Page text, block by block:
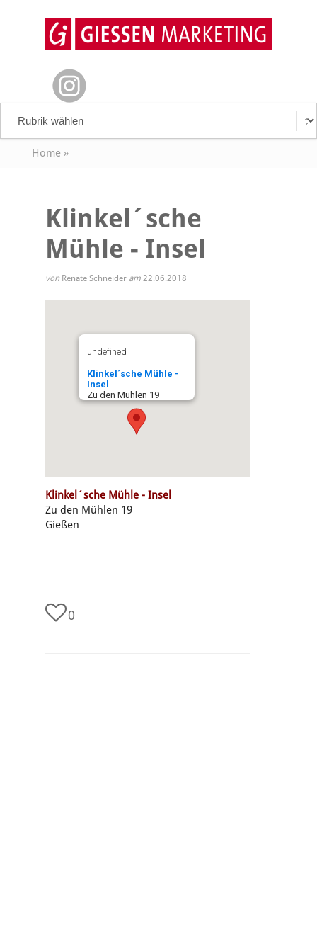
Home»
Klinkel´sche
Mühle - Insel
von Renate Schneider am 22.06.2018
undefined
Klinkel´sche Mühle -
Insel
Zu den Mühlen 19
Klinkel´sche Mühle - Insel
Zu den Mühlen 19
Gießen
0